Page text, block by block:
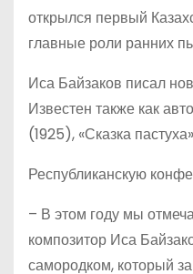
открылся первый
главные роли ранних
Иса Байзаков писал
Известен также как
(1925), «Сказка
Республиканскую
– В этом году мы
композитор Иса
самородком, который